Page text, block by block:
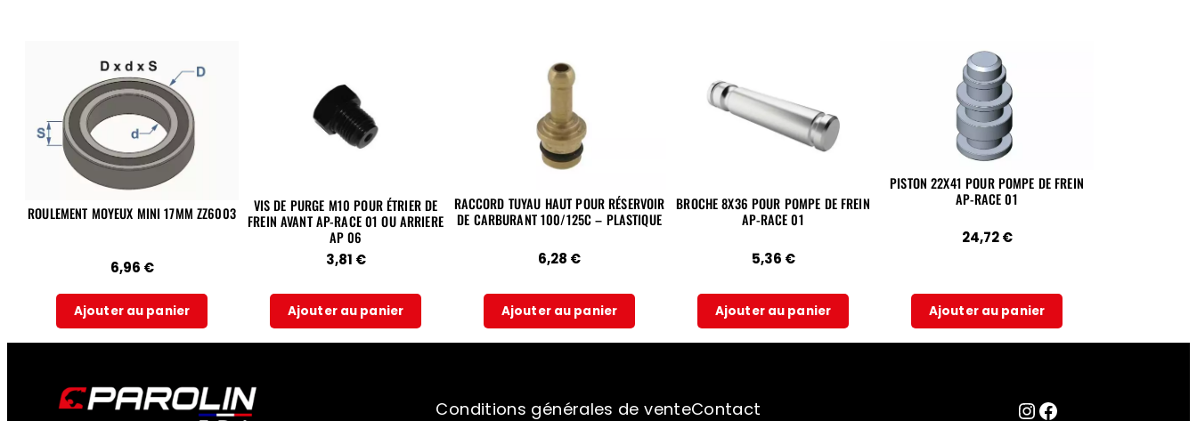
ROULEMENT MOYEUX MINI 17MM ZZ6003
6,96 €
Ajouter au panier
VIS DE PURGE M10 POUR ÉTRIER DE
FREIN AVANT AP-RACE 01 OU ARRIERE
AP 06
3,81 €
Ajouter au panier
RACCORD TUYAU HAUT POUR RÉSERVOIR
DE CARBURANT 100/125C – PLASTIQUE
6,28 €
Ajouter au panier
BROCHE 8X36 POUR POMPE DE FREIN
AP-RACE 01
5,36 €
Ajouter au panier
PISTON 22X41 POUR POMPE DE FREIN
AP-RACE 01
24,72€
Ajouter au panier
Conditions générales de venteContact Lien sur la page instagram
Facebook